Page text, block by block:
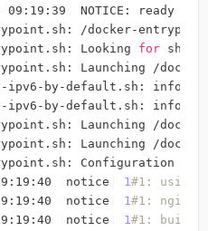
09:19:39
NOTICE: ready to
/docker-
Looking for
Launching /
ipv6-by-default.sh: info:
ipv6-by-default.sh: info: /
Launching /
Launching /
Configuration
notice 1#1: using
notice 1#1: nginx/
notice 1#1: built